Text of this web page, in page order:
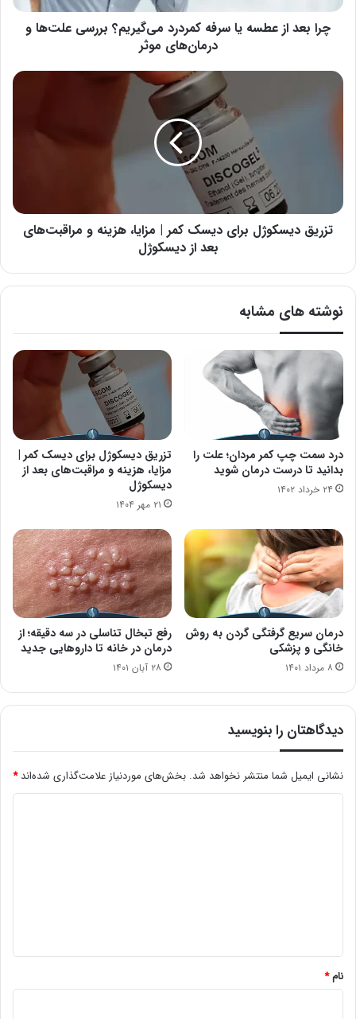
بررسی
علت‌ها
موثر
چرا بعد از عطسه یا سرفه کمردرد می‌گیریم؟ بررسی علت‌ها و
درمان‌های موثر
تزریق
و
مراقبت‌های
دیسکوژل
تزریق دیسکوژل برای دیسک کمر | مزایا، هزینه و مراقبت‌های
بعد از دیسکوژل
نوشته های مشابه
درد سمت چپ کمر مردان؛ علت را
بدانید تا درست درمان شوید
۲۴ خرداد ۱۴۰۲
تزریق دیسکوژل برای دیسک کمر |
مزایا، هزینه و مراقبت‌های بعد از
دیسکوژل
۲۱ مهر ۱۴۰۴
درمان سریع گرفتگی گردن به روش
خانگی و پزشکی
۸ مرداد ۱۴۰۱
رفع تبخال تناسلی در سه دقیقه؛ از
درمان در خانه تا داروهایی جدید
۲۸ آبان ۱۴۰۱
دیدگاهتان را بنویسید
نشانی ایمیل شما منتشر نخواهد شد. بخش‌های موردنیاز علامت‌گذاری شده‌اند*
نام*